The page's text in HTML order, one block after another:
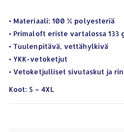
• Materiaali: 100 % polyesteriä
• Primaloft eriste vartalossa 133
• Tuulenpitävä, vettähylkivä
• YKK-vetoketjut
• Vetoketjulliset sivutaskut ja
Koot: S – 4XL